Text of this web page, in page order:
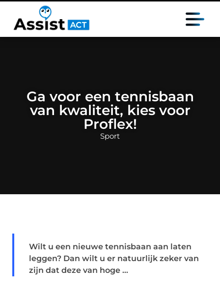
Ga voor een tennisbaan
van kwaliteit, kies voor
Proflex!
Sport
Wilt u een nieuwe tennisbaan aan laten
leggen? Dan wilt u er natuurlijk zeker van
zijn dat deze van hoge ...